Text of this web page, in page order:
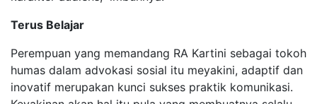
Terus Belajar
Perempuan yang memandang RA Kartini sebagai tokoh
humas dalam advokasi sosial itu meyakini, adaptif dan
inovatif merupakan kunci sukses praktik komunikasi.